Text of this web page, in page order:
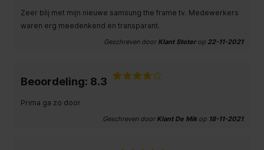
Zeer blij met mijn nieuwe samsung the frame tv. Medewerkers
waren erg meedenkend en transparant.
Geschreven door Klant Stoterop 22-11-2021
Beoordeling: 8.3
Prima ga zo door
Geschreven door Klant De Mikop 18-11-2021